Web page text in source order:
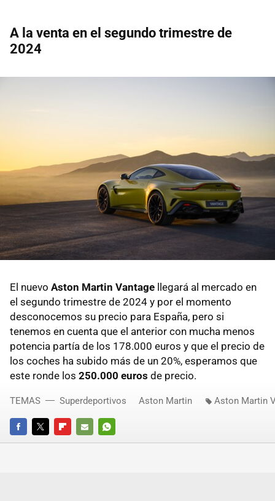
A la venta en el segundo trimestre de
2024
El nuevo Aston Martin Vantage llegará al mercado en
el segundo trimestre de 2024 y por el momento
desconocemos su precio para España, pero si
tenemos en cuenta que el anterior con mucha menos
potencia partía de los 178.000 euros y que el precio de
los coches ha subido más de un 20%, esperamos que
este ronde los 250.000 euros de precio.
FACEBOOKTWITTERFLIPBOARD
E-
WHATSAPP
TEMAS Superdeportivos Aston Martin Aston Martin